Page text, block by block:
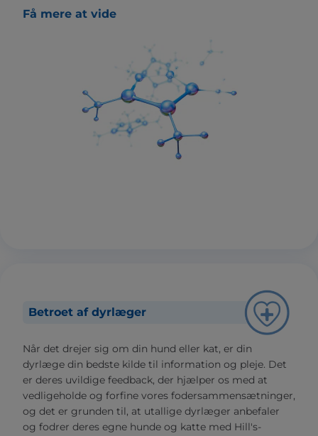
Få mere at vide
Betroet af dyrlæger
Når det drejer sig om din hund eller kat, er din
dyrlæge din bedste kilde til information og pleje. Det
er deres uvildige feedback, der hjælper os med at
vedligeholde og forfine vores fodersammensætninger,
og det er grunden til, at utallige dyrlæger anbefaler
og fodrer deres egne hunde og katte med Hill's-